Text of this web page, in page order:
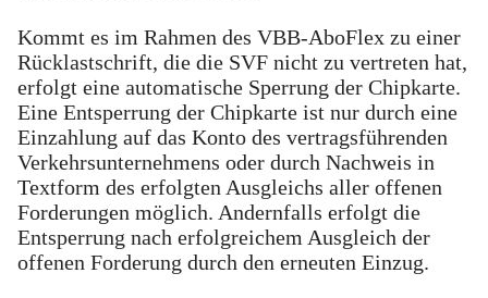
Kommt es im Rahmen des VBB-AboFlex zu einer
Rücklastschrift, die die SVF nicht zu vertreten hat,
erfolgt eine automatische Sperrung der Chipkarte.
Eine Entsperrung der Chipkarte ist nur durch eine
Einzahlung auf das Konto des vertragsführenden
Verkehrsunternehmens oder durch Nachweis in
Textform des erfolgten Ausgleichs aller offenen
Forderungen möglich. Andernfalls erfolgt die
Entsperrung nach erfolgreichem Ausgleich der
offenen Forderung durch den erneuten Einzug.